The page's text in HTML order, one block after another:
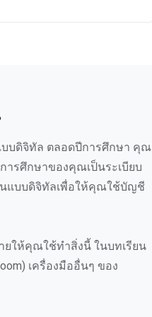
บบดิจิทัล ตลอดปีการศึกษา คุณ
ารศึกษาของคุณเป็นระเบียบ
แบบดิจิทัลเพื่อให้คุณใช้บัญชี
ายให้คุณใช้ทำสิ่งนี้ ในบทเรียน
เครื่องมืออื่นๆ ของ